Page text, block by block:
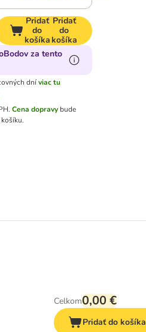
Pridať
do
košíka
Pridať
do
košíka
za tento
dní viac tu
. Cena dopravybude
Celkom0,00 €
Pridať do košíka